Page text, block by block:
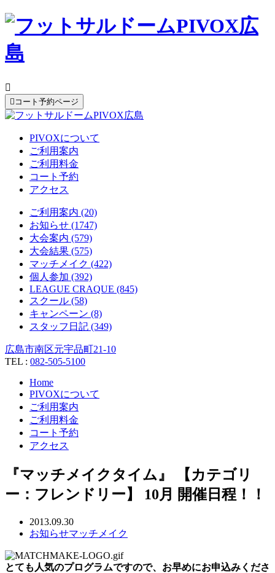

 コート予約ページ
PIVOXについて
ご利用案内
ご利用料金
コート予約
アクセス
ご利用案内 (20)
お知らせ (1747)
大会案内 (579)
大会結果 (575)
マッチメイク (422)
個人参加 (392)
LEAGUE CRAQUE (845)
スクール (58)
キャンペーン (8)
スタッフ日記 (349)
広島市南区元宇品町21-10
TEL : 082-505-5100
Home
PIVOXについて
ご利用案内
ご利用料金
コート予約
アクセス
『マッチメイクタイム』 【カテゴリ
ー：フレンドリー】 10月 開催日程！！
2013.09.30
お知らせマッチメイク
とても人気のプログラムですので、お早めにお申込みくださ